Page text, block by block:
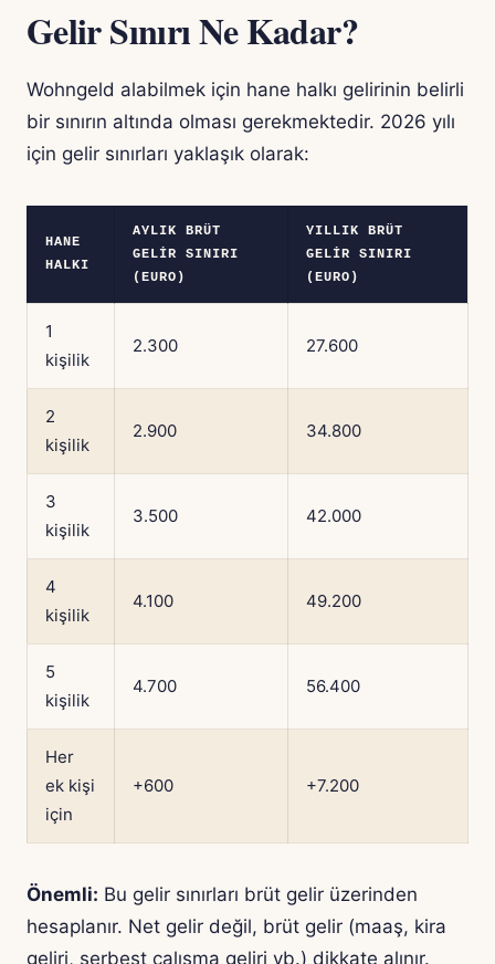
Gelir Sınırı Ne Kadar?
Wohngeld alabilmek için hane halkı gelirinin belirli
bir sınırın altında olması gerekmektedir. 2026 yılı
için gelir sınırları yaklaşık olarak:
HANE
HALKI
AYLIK BRÜT
GELIR SINIRI
(EURO)
YILLIK BRÜT
GELIR SINIRI
(EURO)
1
kişilik
2.300 27.600
2
kişilik
2.900 34.800
3
kişilik
3.500 42.000
4
kişilik
4.100 49.200
5
kişilik
4.700 56.400
Her
ek kişi
için
+600 +7.200
Önemli: Bu gelir sınırları brüt gelir üzerinden
hesaplanır. Net gelir değil, brüt gelir (maaş, kira
geliri, serbest çalışma geliri vb.) dikkate alınır.